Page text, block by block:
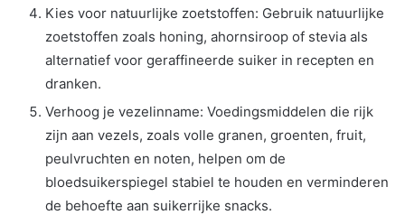
Kies voor natuurlijke zoetstoffen: Gebruik natuurlijke
zoetstoffen zoals honing, ahornsiroop of stevia als
alternatief voor geraffineerde suiker in recepten en
dranken.
Verhoog je vezelinname: Voedingsmiddelen die rijk
zijn aan vezels, zoals volle granen, groenten, fruit,
peulvruchten en noten, helpen om de
bloedsuikerspiegel stabiel te houden en verminderen
de behoefte aan suikerrijke snacks.